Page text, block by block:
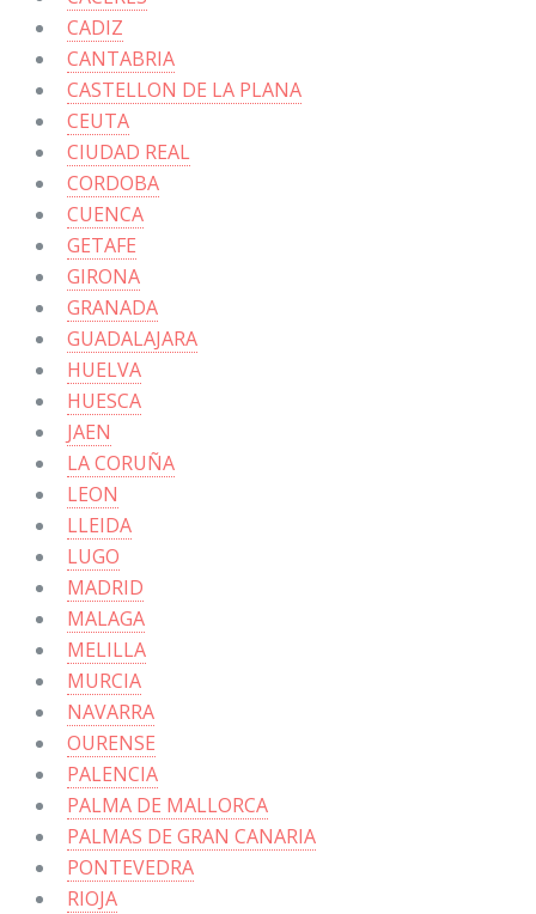
CADIZ
CANTABRIA
CASTELLON DE LA PLANA
CEUTA
CIUDAD REAL
CORDOBA
CUENCA
GETAFE
GIRONA
GRANADA
GUADALAJARA
HUELVA
HUESCA
JAEN
LA CORUÑA
LEON
LLEIDA
LUGO
MADRID
MALAGA
MELILLA
MURCIA
NAVARRA
OURENSE
PALENCIA
PALMA DE MALLORCA
PALMAS DE GRAN CANARIA
PONTEVEDRA
RIOJA